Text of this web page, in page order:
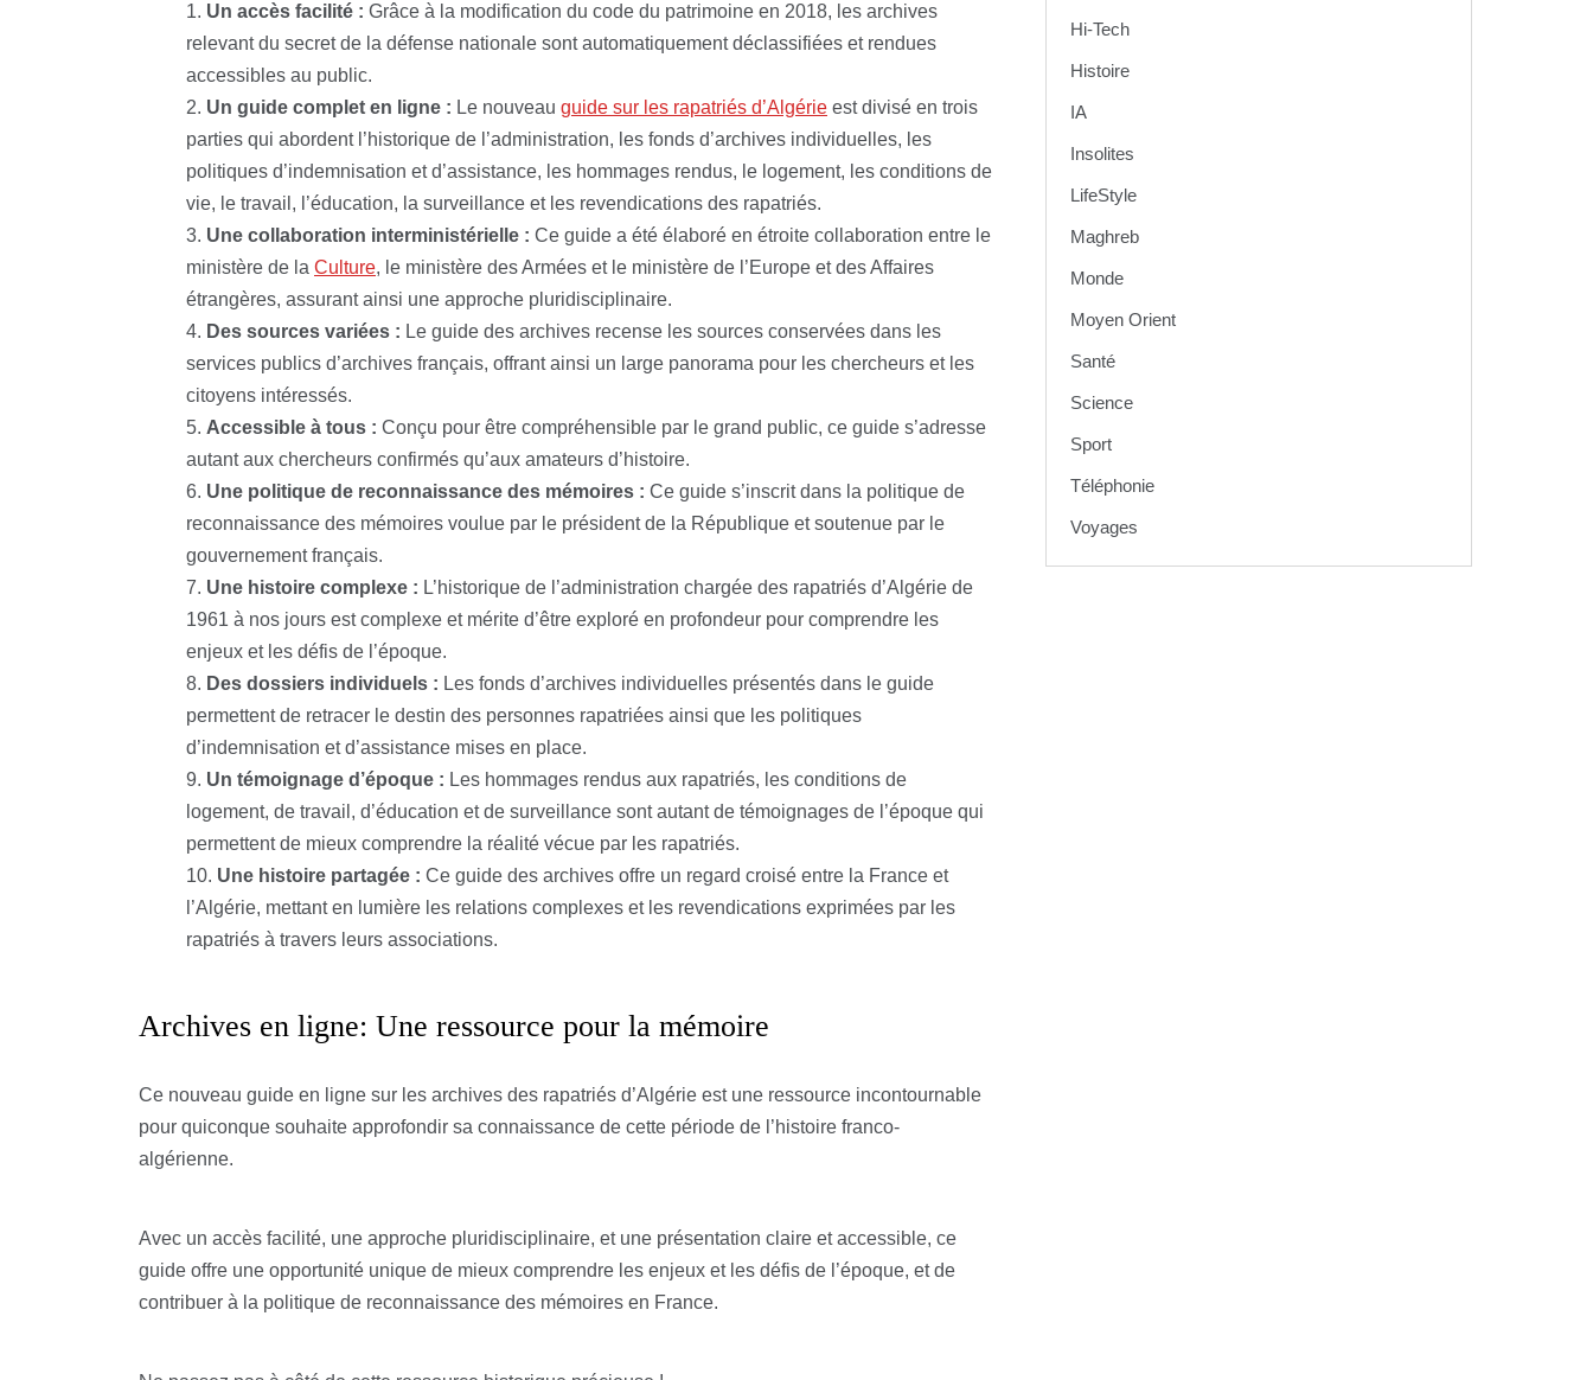
Un accès facilité : Grâce à la modification du code du patrimoine en 2018, les archives
relevant du secret de la défense nationale sont automatiquement déclassifiées et rendues
accessibles au public.
Un guide complet en ligne : Le nouveau guide sur les rapatriés d’Algérie est divisé en trois
parties qui abordent l’historique de l’administration, les fonds d’archives individuelles, les
politiques d’indemnisation et d’assistance, les hommages rendus, le logement, les conditions de
vie, le travail, l’éducation, la surveillance et les revendications des rapatriés.
Une collaboration interministérielle : Ce guide a été élaboré en étroite collaboration entre le
ministère de la Culture, le ministère des Armées et le ministère de l’Europe et des Affaires
étrangères, assurant ainsi une approche pluridisciplinaire.
Des sources variées : Le guide des archives recense les sources conservées dans les
services publics d’archives français, offrant ainsi un large panorama pour les chercheurs et les
citoyens intéressés.
Accessible à tous : Conçu pour être compréhensible par le grand public, ce guide s’adresse
autant aux chercheurs confirmés qu’aux amateurs d’histoire.
Une politique de reconnaissance des mémoires : Ce guide s’inscrit dans la politique de
reconnaissance des mémoires voulue par le président de la République et soutenue par le
gouvernement français.
Une histoire complexe : L’historique de l’administration chargée des rapatriés d’Algérie de
1961 à nos jours est complexe et mérite d’être exploré en profondeur pour comprendre les
enjeux et les défis de l’époque.
Des dossiers individuels : Les fonds d’archives individuelles présentés dans le guide
permettent de retracer le destin des personnes rapatriées ainsi que les politiques
d’indemnisation et d’assistance mises en place.
Un témoignage d’époque : Les hommages rendus aux rapatriés, les conditions de
logement, de travail, d’éducation et de surveillance sont autant de témoignages de l’époque qui
permettent de mieux comprendre la réalité vécue par les rapatriés.
Une histoire partagée : Ce guide des archives offre un regard croisé entre la France et
l’Algérie, mettant en lumière les relations complexes et les revendications exprimées par les
rapatriés à travers leurs associations.
Archives en ligne: Une ressource pour la mémoire
Ce nouveau guide en ligne sur les archives des rapatriés d’Algérie est une ressource incontournable
pour quiconque souhaite approfondir sa connaissance de cette période de l’histoire franco-
algérienne.
Avec un accès facilité, une approche pluridisciplinaire, et une présentation claire et accessible, ce
guide offre une opportunité unique de mieux comprendre les enjeux et les défis de l’époque, et de
contribuer à la politique de reconnaissance des mémoires en France.
Hi-Tech
Histoire
IA
Insolites
LifeStyle
Maghreb
Monde
Moyen Orient
Santé
Science
Sport
Téléphonie
Voyages